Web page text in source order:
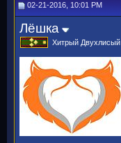
02-21-2016, 10:01 PM
Лёшка
Хитрый Двухлисый